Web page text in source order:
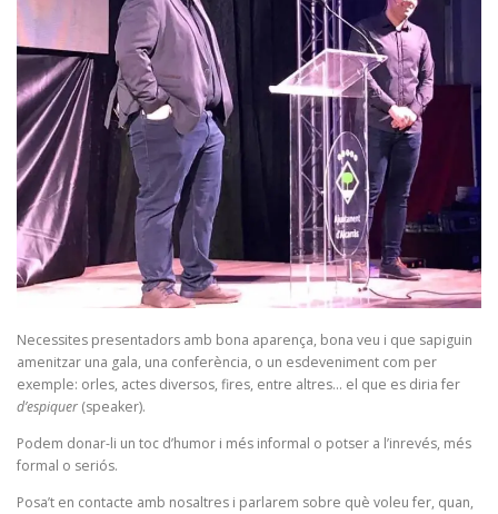
Necessites presentadors amb bona aparença, bona veu i que sapiguin
amenitzar una gala, una conferència, o un esdeveniment com per
exemple: orles, actes diversos, fires, entre altres… el que es diria fer
d’espiquer (speaker).
Podem donar-li un toc d’humor i més informal o potser a l’inrevés, més
formal o seriós.
Posa’t en contacte amb nosaltres i parlarem sobre què voleu fer, quan,